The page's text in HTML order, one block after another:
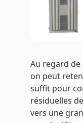
Au regard de
on peut
suffit pour
résiduelles
vers une